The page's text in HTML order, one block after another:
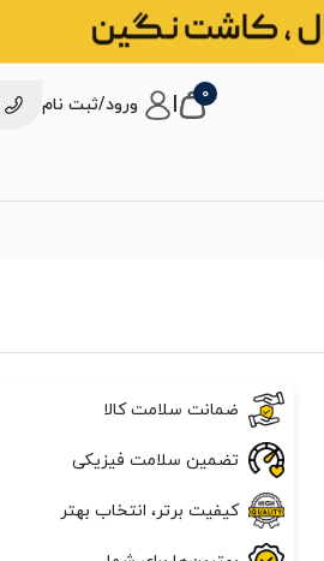
0 ورود/ثبت نام
ضمانت سلامت کالا
تضمین سلامت فیزیکی
کیفیت برتر، انتخاب بهتر